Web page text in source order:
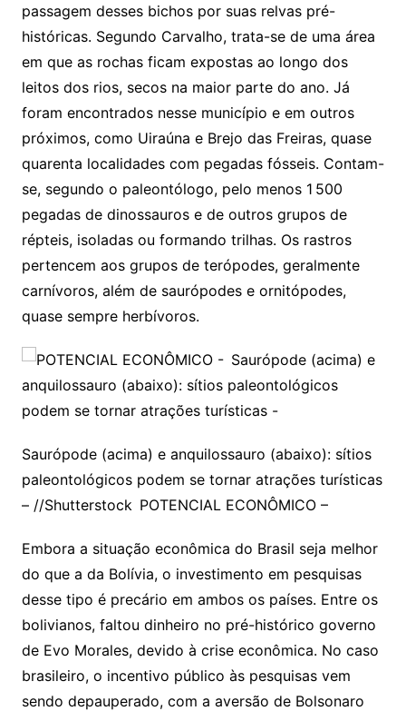
passagem desses bichos por suas relvas pré-
históricas. Segundo Carvalho, trata-se de uma área
em que as rochas ficam expostas ao longo dos
leitos dos rios, secos na maior parte do ano. Já
foram encontrados nesse município e em outros
próximos, como Uiraúna e Brejo das Freiras, quase
quarenta localidades com pegadas fósseis. Contam-
se, segundo o paleontólogo, pelo menos 1 500
pegadas de dinossauros e de outros grupos de
répteis, isoladas ou formando trilhas. Os rastros
pertencem aos grupos de terópodes, geralmente
carnívoros, além de saurópodes e ornitópodes,
quase sempre herbívoros.
Saurópode (acima) e anquilossauro (abaixo): sítios
paleontológicos podem se tornar atrações turísticas
– //Shutterstock POTENCIAL ECONÔMICO –
Embora a situação econômica do Brasil seja melhor
do que a da Bolívia, o investimento em pesquisas
desse tipo é precário em ambos os países. Entre os
bolivianos, faltou dinheiro no pré-histórico governo
de Evo Morales, devido à crise econômica. No caso
brasileiro, o incentivo público às pesquisas vem
sendo depauperado, com a aversão de Bolsonaro